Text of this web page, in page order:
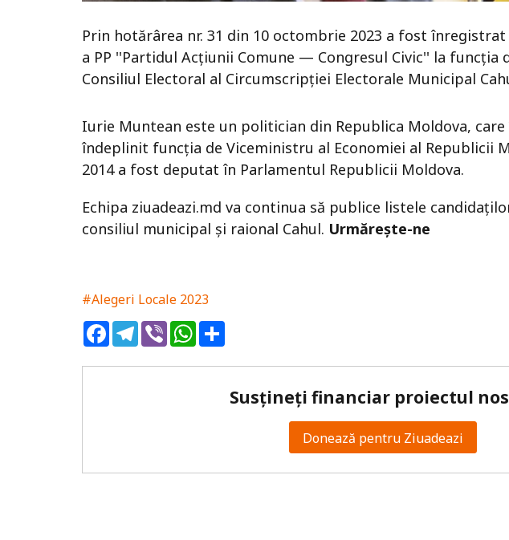
Prin hotărârea nr. 31 din 10 octombrie 2023 a fost
a PP ''Partidul Acțiunii Comune — Congresul Civic'' la funcția
Consiliul Electoral al Circumscripției Electorale Municipal
Iurie Muntean este un politician din Republica Moldova, care
îndeplinit funcția de Viceministru al Economiei al Republicii
2014 a fost deputat în Parlamentul Republicii Moldova.
Echipa ziuadeazi.md va continua să publice listele
consiliul municipal și raional Cahul. Urmărește-ne
#Alegeri Locale 2023
FacebookTelegram
ViberWhatsApp
Susțineți financiar proiectul
Donează pentru Ziuadeazi